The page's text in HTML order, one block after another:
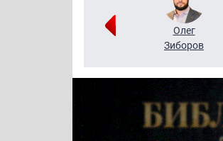
Олег
Зиборов